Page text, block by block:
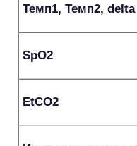
Темп1, Темп2,
SpO2
EtCO2